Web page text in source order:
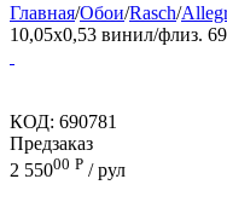
Главная/Обои/Rasch/
10,05x0,53 винил/флиз.
КОД: 690781
Предзаказ
2 55000 Р / рул